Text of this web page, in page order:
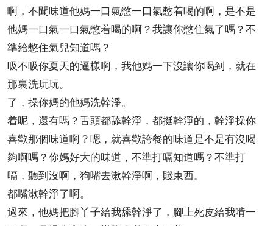
啊，不聞味道他媽一口氣憋一口氣憋着喝的啊，是不是
他媽一口氣一口氣憋着喝的啊？我讓你憋住氣了嗎？不
準給憋住氣兒知道嗎？
吸不吸你夏天的逼樣啊，我他媽一下沒讓你喝到，就在
那裏洗玩玩。
了，操你媽的他媽洗幹淨。
着呢，還有嗎？舌頭都舔幹淨，都挺幹淨的，幹淨操你
喜歡那個味道啊？嗯，就喜歡誇餐的味道是不是有沒喝
夠啊嗎？你媽好大的味道，不準打嗝知道嗎？不準打
嗝，聽到沒啊，狗嘴去漱幹淨啊，賤東西。
都嘴漱幹淨了啊。
過來，他媽把腳丫子給我舔幹淨了，腳上死皮給我啃一